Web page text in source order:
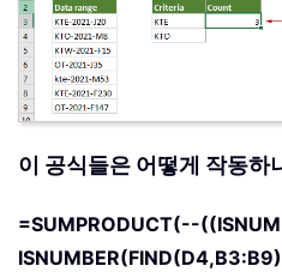
이 공식들은 어떻게 작동하
=SUMPRODUCT(--